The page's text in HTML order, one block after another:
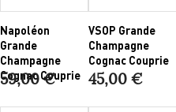
Napoléon
Grande
Champagne
Cognac Couprie
59,00 €
VSOP Grande
Champagne
Cognac Couprie
45,00 €